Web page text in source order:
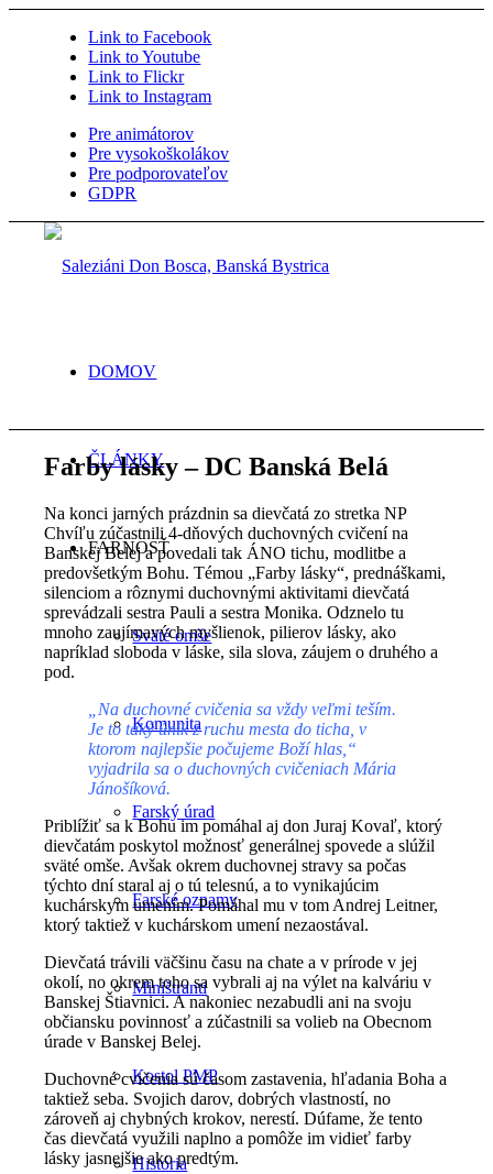
Link to Facebook
Link to Youtube
Link to Flickr
Link to Instagram
Pre animátorov
Pre vysokoškolákov
Pre podporovateľov
GDPR
DOMOV
ČLÁNKY
FARNOSŤ
Sväté omše
Komunita
Farský úrad
Farské oznamy
Miništranti
Kostol PMP
História
Farby lásky – DC Banská Belá
Na konci jarných prázdnin sa dievčatá zo stretka NP
Chvíľu zúčastnili 4-dňových duchovných cvičení na
Banskej Belej a povedali tak ÁNO tichu, modlitbe a
predovšetkým Bohu. Témou „Farby lásky“, prednáškami,
silenciom a rôznymi duchovnými aktivitami dievčatá
sprevádzali sestra Pauli a sestra Monika. Odznelo tu
mnoho zaujímavých myšlienok, pilierov lásky, ako
napríklad sloboda v láske, sila slova, záujem o druhého a
pod.
„Na duchovné cvičenia sa vždy veľmi teším.
Je to taký únik z ruchu mesta do ticha, v
ktorom najlepšie počujeme Boží hlas,“
vyjadrila sa o duchovných cvičeniach Mária
Jánošíková.
Priblížiť sa k Bohu im pomáhal aj don Juraj Kovaľ, ktorý
dievčatám poskytol možnosť generálnej spovede a slúžil
sväté omše. Avšak okrem duchovnej stravy sa počas
týchto dní staral aj o tú telesnú, a to vynikajúcim
kuchárskym umením. Pomáhal mu v tom Andrej Leitner,
ktorý taktiež v kuchárskom umení nezaostával.
Dievčatá trávili väčšinu času na chate a v prírode v jej
okolí, no okrem toho sa vybrali aj na výlet na kalváriu v
Banskej Štiavnici. A nakoniec nezabudli ani na svoju
občiansku povinnosť a zúčastnili sa volieb na Obecnom
úrade v Banskej Belej.
Duchovné cvičenia sú časom zastavenia, hľadania Boha a
taktiež seba. Svojich darov, dobrých vlastností, no
zároveň aj chybných krokov, nerestí. Dúfame, že tento
čas dievčatá využili naplno a pomôže im vidieť farby
lásky jasnejšie ako predtým.